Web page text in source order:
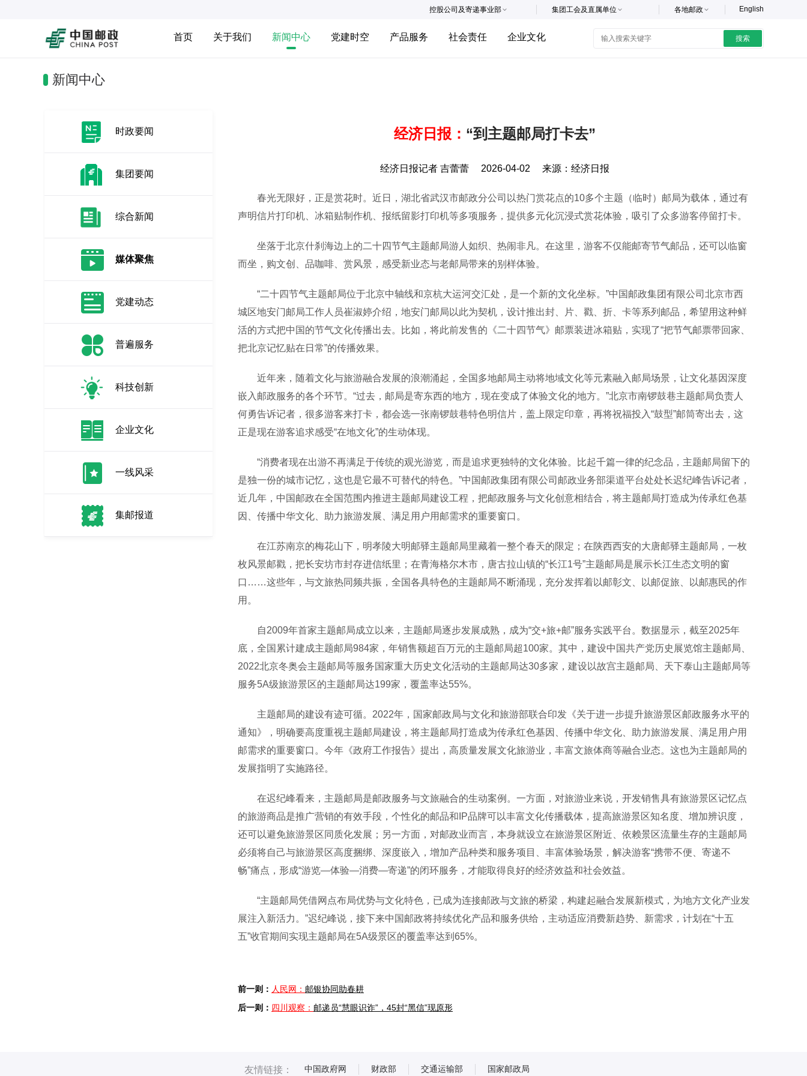
English
各地邮政
集团工会及直属单位
控股公司及寄递事业部
首页 关于我们 新闻中心 党建时空 产品服务 社会责任 企业文化 搜索
新闻中心
时政要闻
集团要闻
综合新闻
媒体聚焦
党建动态
普遍服务
科技创新
企业文化
一线风采
集邮报道
经济日报： “到主题邮局打卡去”
经济日报记者 吉蕾蕾 2026-04-02 来源： 经济日报
春光无限好，正是赏花时。近日，湖北省武汉市邮政分公司以热门赏花点的10多个主题（临时）邮局为载体，通过有
声明信片打印机、冰箱贴制作机、报纸留影打印机等多项服务，提供多元化沉浸式赏花体验，吸引了众多游客停留打卡。
坐落于北京什刹海边上的二十四节气主题邮局游人如织、热闹非凡。在这里，游客不仅能邮寄节气邮品，还可以临窗
而坐，购文创、品咖啡、赏风景，感受新业态与老邮局带来的别样体验。
“二十四节气主题邮局位于北京中轴线和京杭大运河交汇处，是一个新的文化坐标。”中国邮政集团有限公司北京市西
城区地安门邮局工作人员崔淑婷介绍，地安门邮局以此为契机，设计推出封、片、戳、折、卡等系列邮品，希望用这种鲜
活的方式把中国的节气文化传播出去。比如，将此前发售的《二十四节气》邮票装进冰箱贴，实现了“把节气邮票带回家、
把北京记忆贴在日常”的传播效果。
近年来，随着文化与旅游融合发展的浪潮涌起，全国多地邮局主动将地域文化等元素融入邮局场景，让文化基因深度
嵌入邮政服务的各个环节。“过去，邮局是寄东西的地方，现在变成了体验文化的地方。”北京市南锣鼓巷主题邮局负责人
何勇告诉记者，很多游客来打卡，都会选一张南锣鼓巷特色明信片，盖上限定印章，再将祝福投入“鼓型”邮筒寄出去，这
正是现在游客追求感受“在地文化”的生动体现。
“消费者现在出游不再满足于传统的观光游览，而是追求更独特的文化体验。比起千篇一律的纪念品，主题邮局留下的
是独一份的城市记忆，这也是它最不可替代的特色。”中国邮政集团有限公司邮政业务部渠道平台处处长迟纪峰告诉记者，
近几年，中国邮政在全国范围内推进主题邮局建设工程，把邮政服务与文化创意相结合，将主题邮局打造成为传承红色基
因、传播中华文化、助力旅游发展、满足用户用邮需求的重要窗口。
在江苏南京的梅花山下，明孝陵大明邮驿主题邮局里藏着一整个春天的限定；在陕西西安的大唐邮驿主题邮局，一枚
枚风景邮戳，把长安坊市封存进信纸里；在青海格尔木市，唐古拉山镇的“长江1号”主题邮局是展示长江生态文明的窗
口……这些年，与文旅热同频共振，全国各具特色的主题邮局不断涌现，充分发挥着以邮彰文、以邮促旅、以邮惠民的作
用。
自2009年首家主题邮局成立以来，主题邮局逐步发展成熟，成为“交+旅+邮”服务实践平台。数据显示，截至2025年
底，全国累计建成主题邮局984家，年销售额超百万元的主题邮局超100家。其中，建设中国共产党历史展览馆主题邮局、
2022北京冬奥会主题邮局等服务国家重大历史文化活动的主题邮局达30多家，建设以故宫主题邮局、天下泰山主题邮局等
服务5A级旅游景区的主题邮局达199家，覆盖率达55%。
主题邮局的建设有迹可循。2022年，国家邮政局与文化和旅游部联合印发《关于进一步提升旅游景区邮政服务水平的
通知》，明确要高度重视主题邮局建设，将主题邮局打造成为传承红色基因、传播中华文化、助力旅游发展、满足用户用
邮需求的重要窗口。今年《政府工作报告》提出，高质量发展文化旅游业，丰富文旅体商等融合业态。这也为主题邮局的
发展指明了实施路径。
在迟纪峰看来，主题邮局是邮政服务与文旅融合的生动案例。一方面，对旅游业来说，开发销售具有旅游景区记忆点
的旅游商品是推广营销的有效手段，个性化的邮品和IP品牌可以丰富文化传播载体，提高旅游景区知名度、增加辨识度，
还可以避免旅游景区同质化发展；另一方面，对邮政业而言，本身就设立在旅游景区附近、依赖景区流量生存的主题邮局
必须将自己与旅游景区高度捆绑、深度嵌入，增加产品种类和服务项目、丰富体验场景，解决游客“携带不便、寄递不
畅”痛点，形成“游览—体验—消费—寄递”的闭环服务，才能取得良好的经济效益和社会效益。
“主题邮局凭借网点布局优势与文化特色，已成为连接邮政与文旅的桥梁，构建起融合发展新模式，为地方文化产业发
展注入新活力。”迟纪峰说，接下来中国邮政将持续优化产品和服务供给，主动适应消费新趋势、新需求，计划在“十五
五”收官期间实现主题邮局在5A级景区的覆盖率达到65%。
人民网： 邮银协同助春耕
四川观察： 邮递员“慧眼识诈”，45封“黑信”现原形
友情链接： 中国政府网 财政部 交通运输部 国家邮政局